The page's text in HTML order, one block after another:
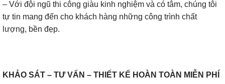
– Với đội ngũ thi công giàu kinh nghiệm và có tâm, chúng tôi
tự tin mang đến cho khách hàng những công trình chất
lượng, bền đẹp.
KHẢO SÁT – TƯ VẤN – THIẾT KẾ HOÀN TOÀN MIỄN PHÍ